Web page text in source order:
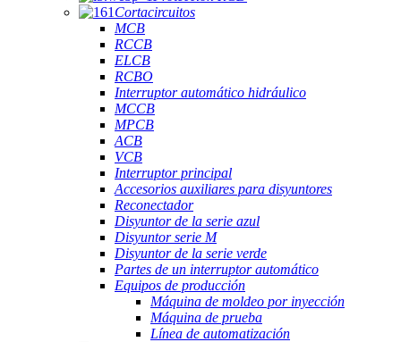
Cortacircuitos
MCB
RCCB
ELCB
RCBO
Interruptor automático hidráulico
MCCB
MPCB
ACB
VCB
Interruptor principal
Accesorios auxiliares para disyuntores
Reconectador
Disyuntor de la serie azul
Disyuntor serie M
Disyuntor de la serie verde
Partes de un interruptor automático
Equipos de producción
Máquina de moldeo por inyección
Máquina de prueba
Línea de automatización